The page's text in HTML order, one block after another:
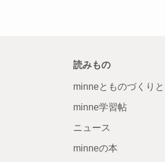
読みもの
minneとものづくりと
minne学習帖
ニュース
minneの本